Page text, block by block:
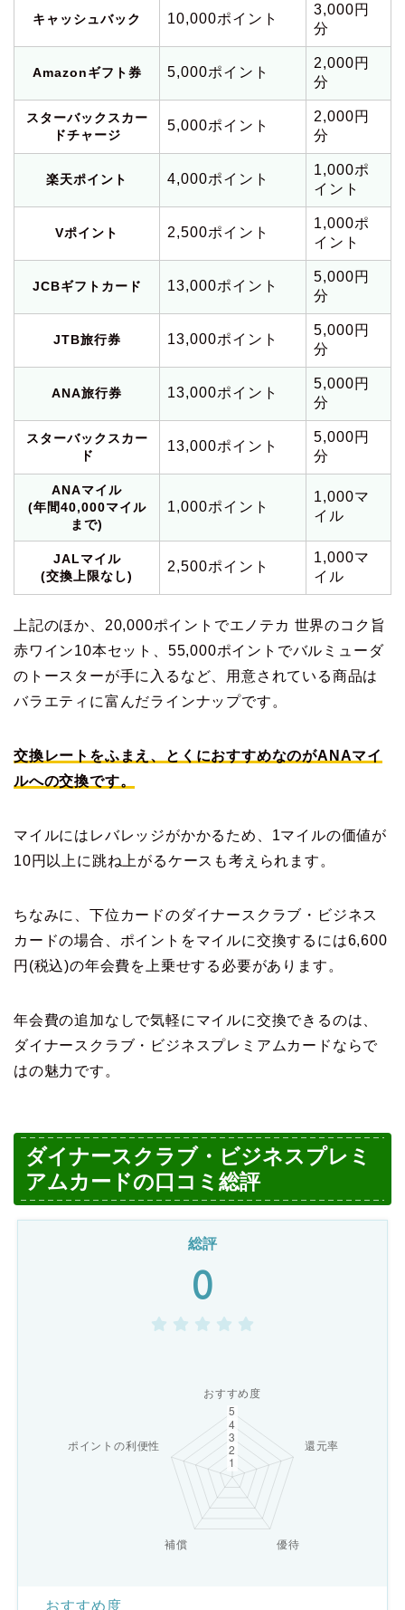
キャッシュバック 10,000ポイント
3,000円
分
Amazonギフト券 5,000ポイント
2,000円
分
スターバックスカー
ドチャージ
5,000ポイント
2,000円
分
楽天ポイント 4,000ポイント
1,000ポ
イント
Vポイント 2,500ポイント
1,000ポ
イント
JCBギフトカード 13,000ポイント
5,000円
分
JTB旅行券 13,000ポイント
5,000円
分
ANA旅行券 13,000ポイント
5,000円
分
スターバックスカー
ド
13,000ポイント
5,000円
分
ANAマイル
(年間40,000マイル
まで)
1,000ポイント
1,000マ
イル
JALマイル
(交換上限なし)
2,500ポイント
1,000マ
イル
上記のほか、20,000ポイントでエノテカ 世界のコク旨
赤ワイン10本セット、55,000ポイントでバルミューダ
のトースターが手に入るなど、用意されている商品は
バラエティに富んだラインナップです。
交換レートをふまえ、とくにおすすめなのがANAマイ
ルへの交換です。
マイルにはレバレッジがかかるため、1マイルの価値が
10円以上に跳ね上がるケースも考えられます。
ちなみに、下位カードのダイナースクラブ・ビジネス
カードの場合、ポイントをマイルに交換するには6,600
円(税込)の年会費を上乗せする必要があります。
年会費の追加なしで気軽にマイルに交換できるのは、
ダイナースクラブ・ビジネスプレミアムカードならで
はの魅力です。
ダイナースクラブ・ビジネスプレミ
アムカードの口コミ総評
総評
0
おすすめ度